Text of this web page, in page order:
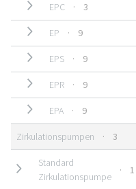
EPC 3
EP 99 Produkte
EPS 99 Produkte
EPR 99 Produkte
EPA 99 Produkte
Zirkulationspumpen 3
Standard
Zirkulationspumpe
1